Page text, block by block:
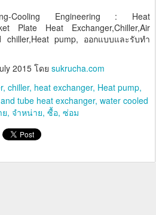
Cooling Engineering : Heat
Plate Heat Exchanger,Chiller,Air
chiller,Heat pump, ออกแบบและรับทำ
2015โดย sukrucha.com
chiller heat exchanger Heat pump
tube heat exchanger water cooled
จำหน่าย ซื้อ ซ่อม